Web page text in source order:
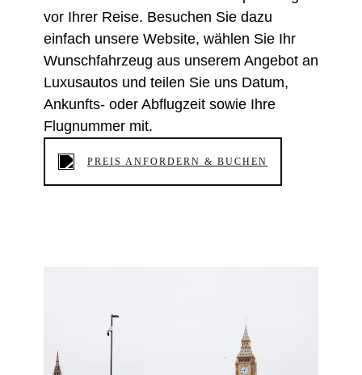
vor Ihrer Reise. Besuchen Sie dazu
einfach unsere Website, wählen Sie Ihr
Wunschfahrzeug aus unserem Angebot an
Luxusautos und teilen Sie uns Datum,
Ankunfts- oder Abflugzeit sowie Ihre
Flugnummer mit.
PREIS ANFORDERN & BUCHEN